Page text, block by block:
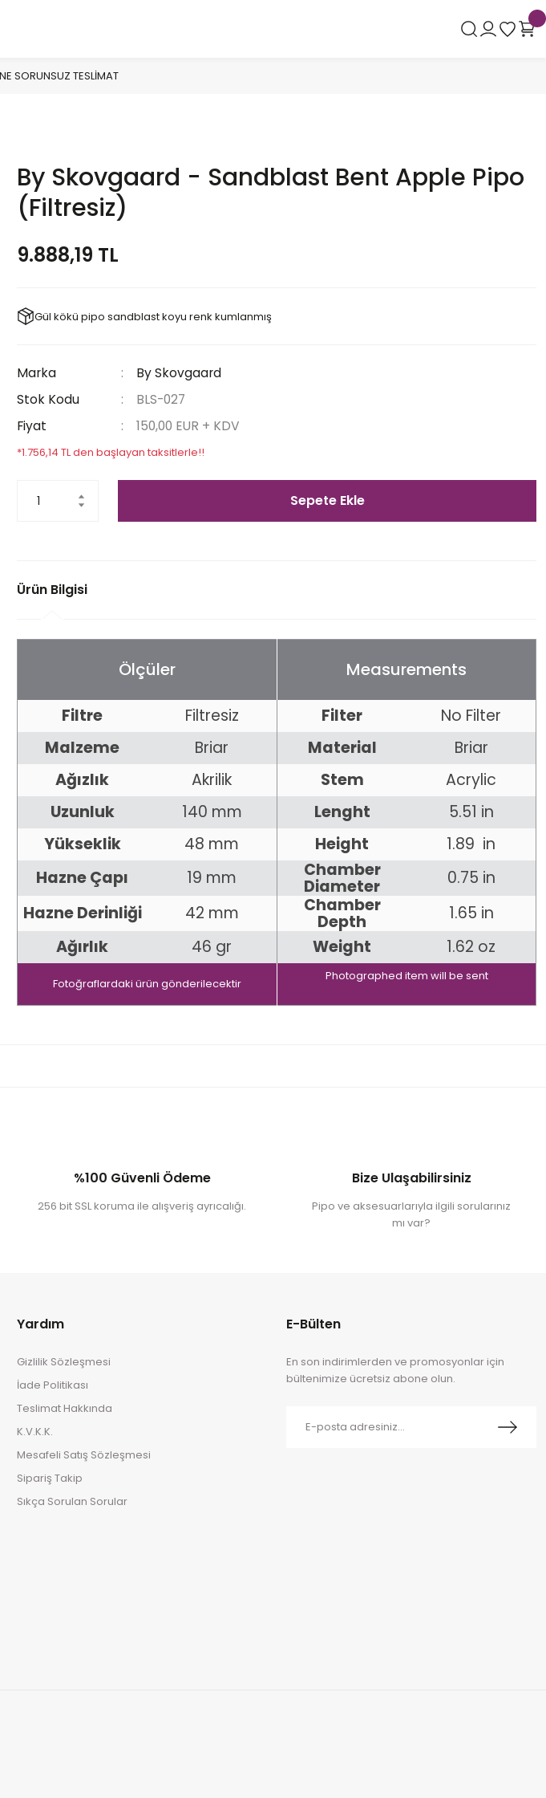
SORUNSUZ TESLİMAT
By Skovgaard - Sandblast Bent Apple Pipo
(Filtresiz)
9.888,19 TL
Gül kökü pipo sandblast koyu renk kumlanmış
Marka
By Skovgaard
Stok Kodu
BLS-027
Fiyat
150,00 EUR + KDV
*1.756,14 TL den başlayan taksitlerle!!
Sepete Ekle
Ürün Bilgisi
Ölçüler Measurements
Filtre Filtresiz Filter
No Filter
Malzeme
Briar Material
Briar
Ağızlık
Akrilik Stem
Acrylic
Uzunluk
140 mm Lenght
5.51 in
Yükseklik
48 mm Height
1.89 in
Hazne Çapı
19 mm Chamber
Diameter
0.75 in
Hazne Derinliği
42 mm Chamber
Depth
1.65 in
Ağırlık
46 gr Weight 1.62 oz
Fotoğraflardaki ürün gönderilecektir
Photographed item will be sent
%100 Güvenli Ödeme
256 bit SSL koruma ile alışveriş ayrıcalığı.
Bize Ulaşabilirsiniz
Pipo ve aksesuarlarıyla ilgili sorularınız
mı var?
Yardım
Gizlilik Sözleşmesi
İade Politikası
Teslimat Hakkında
K.V.K.K.
Mesafeli Satış Sözleşmesi
Sipariş Takip
Sıkça Sorulan Sorular
E-Bülten
En son indirimlerden ve promosyonlar için
bültenimize ücretsiz abone olun.